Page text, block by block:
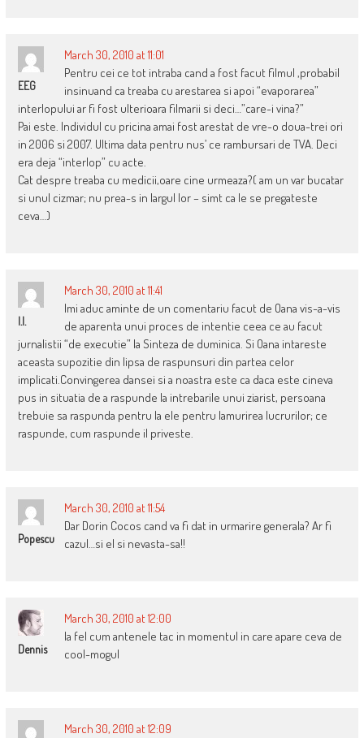
EEG
March 30, 2010 at 11:01
Pentru cei ce tot intraba cand a fost facut filmul ,probabil
insinuand ca treaba cu arestarea si apoi “evaporarea”
interlopului ar fi fost ulterioara filmarii si deci…”care-i vina?”
Pai este. Individul cu pricina amai fost arestat de vre-o doua-trei ori
in 2006 si 2007. Ultima data pentru nus’ ce rambursari de TVA. Deci
era deja “interlop” cu acte.
Cat despre treaba cu medicii,oare cine urmeaza?( am un var bucatar
si unul cizmar; nu prea-s in largul lor – simt ca le se pregateste
ceva…)
I.I.
March 30, 2010 at 11:41
Imi aduc aminte de un comentariu facut de Oana vis-a-vis
de aparenta unui proces de intentie ceea ce au facut
jurnalistii “de executie” la Sinteza de duminica. Si Oana intareste
aceasta supozitie din lipsa de raspunsuri din partea celor
implicati.Convingerea dansei si a noastra este ca daca este cineva
pus in situatia de a raspunde la intrebarile unui ziarist, persoana
trebuie sa raspunda pentru la ele pentru lamurirea lucrurilor; ce
raspunde, cum raspunde il priveste.
Popescu
March 30, 2010 at 11:54
Dar Dorin Cocos cand va fi dat in urmarire generala? Ar fi
cazul…si el si nevasta-sa!!
Dennis
March 30, 2010 at 12:00
la fel cum antenele tac in momentul in care apare ceva de
cool-mogul
March 30, 2010 at 12:09